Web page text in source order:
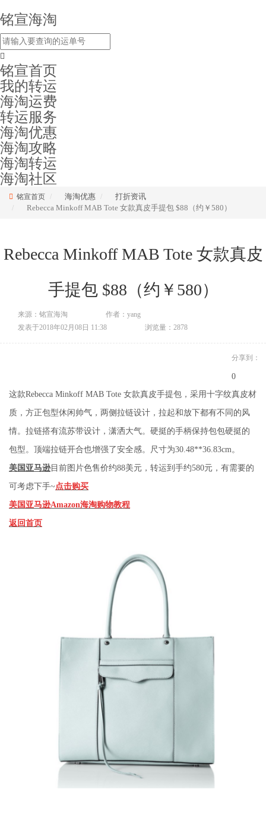
铭宣海淘
铭宣首页
我的转运
海淘运费
转运服务
海淘优惠
海淘攻略
海淘转运
海淘社区
铭宣首页 海淘优惠
打折资讯
Rebecca Minkoff MAB Tote 女款真皮手提包 $88（约￥580）
Rebecca Minkoff MAB Tote 女款真皮
手提包 $88（约￥580）
来源：铭宣海淘
作者：yang
发表于2018年02月08日 11:38
浏览量：2878
分享到：
0
这款Rebecca Minkoff MAB Tote 女款真皮手提包，采用十字纹真皮材
质，方正包型休闲帅气，两侧拉链设计，拉起和放下都有不同的风
情。拉链搭有流苏带设计，潇洒大气。硬挺的手柄保持包包硬挺的
包型。顶端拉链开合也增强了安全感。尺寸为30.48**36.83cm。
美国亚马逊目前图片色售价约88美元，转运到手约580元，有需要的
可考虑下手~点击购买
美国亚马逊Amazon海淘购物教程
返回首页